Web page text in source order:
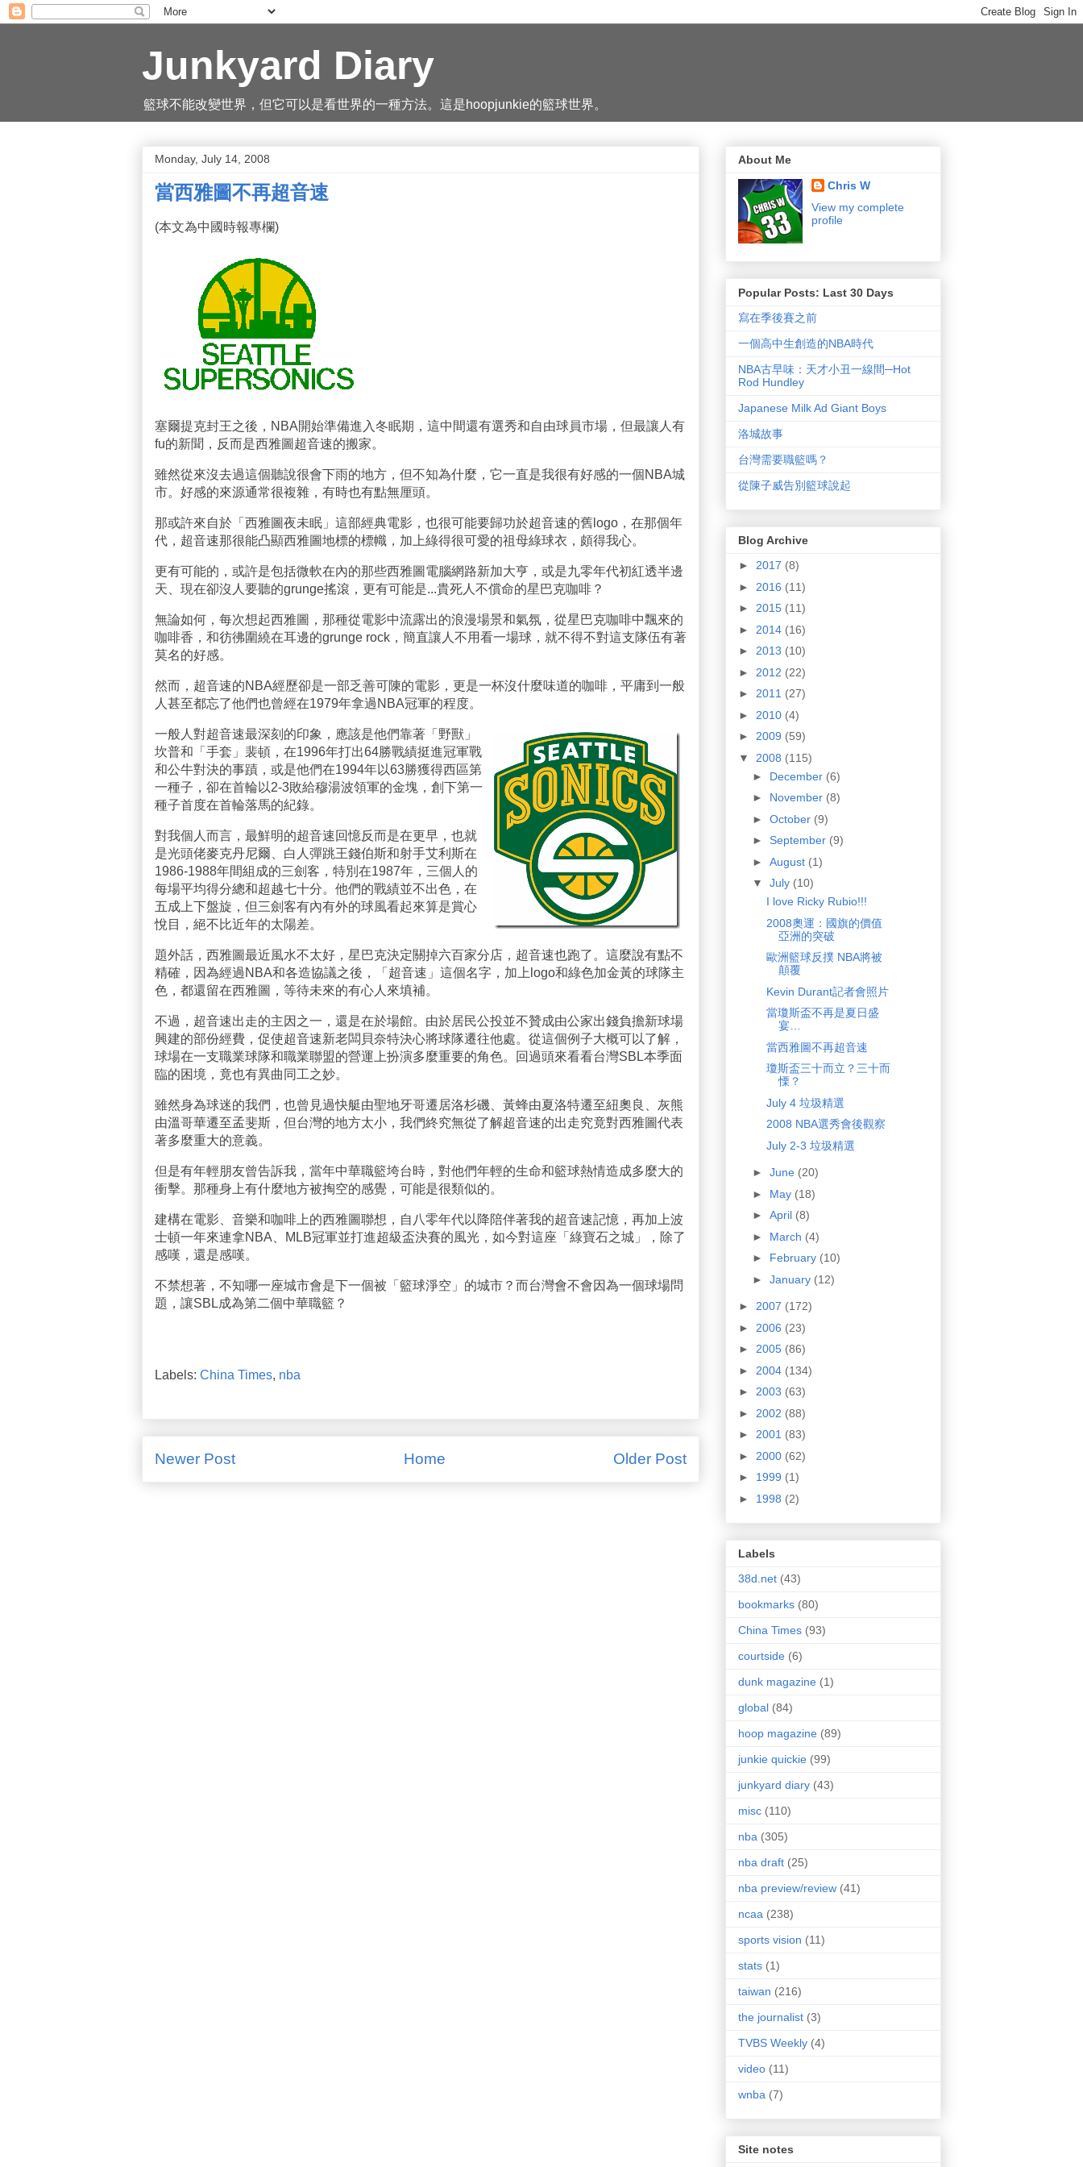
Junkyard Diary
籃球不能改變世界，但它可以是看世界的一種方法。這是hoopjunkie的籃球世界。
Monday, July 14, 2008
當西雅圖不再超音速
(本文為中國時報專欄)
塞爾提克封王之後，NBA開始準備進入冬眠期，這中間還有選秀和自由球員市場，但最讓人有
fu的新聞，反而是西雅圖超音速的搬家。
雖然從來沒去過這個聽說很會下雨的地方，但不知為什麼，它一直是我很有好感的一個NBA城
市。好感的來源通常很複雜，有時也有點無厘頭。
那或許來自於「西雅圖夜未眠」這部經典電影，也很可能要歸功於超音速的舊logo，在那個年
代，超音速那很能凸顯西雅圖地標的標幟，加上綠得很可愛的祖母綠球衣，頗得我心。
更有可能的，或許是包括微軟在內的那些西雅圖電腦網路新加大亨，或是九零年代初紅透半邊
天、現在卻沒人要聽的grunge搖滾，更有可能是...貴死人不償命的星巴克咖啡？
無論如何，每次想起西雅圖，那種從電影中流露出的浪漫場景和氣氛，從星巴克咖啡中飄來的
咖啡香，和彷彿圍繞在耳邊的grunge rock，簡直讓人不用看一場球，就不得不對這支隊伍有著
莫名的好感。
然而，超音速的NBA經歷卻是一部乏善可陳的電影，更是一杯沒什麼味道的咖啡，平庸到一般
人甚至都忘了他們也曾經在1979年拿過NBA冠軍的程度。
一般人對超音速最深刻的印象，應該是他們靠著「野獸」
坎普和「手套」裴頓，在1996年打出64勝戰績挺進冠軍戰
和公牛對決的事蹟，或是他們在1994年以63勝獲得西區第
一種子，卻在首輪以2-3敗給穆湯波領軍的金塊，創下第一
種子首度在首輪落馬的紀錄。
對我個人而言，最鮮明的超音速回憶反而是在更早，也就
是光頭佬麥克丹尼爾、白人彈跳王錢伯斯和射手艾利斯在
1986-1988年間組成的三劍客，特別在1987年，三個人的
每場平均得分總和超越七十分。他們的戰績並不出色，在
五成上下盤旋，但三劍客有內有外的球風看起來算是賞心
悅目，絕不比近年的太陽差。
題外話，西雅圖最近風水不太好，星巴克決定關掉六百家分店，超音速也跑了。這麼說有點不
精確，因為經過NBA和各造協議之後，「超音速」這個名字，加上logo和綠色加金黃的球隊主
色，都還留在西雅圖，等待未來的有心人來填補。
不過，超音速出走的主因之一，還是在於場館。由於居民公投並不贊成由公家出錢負擔新球場
興建的部份經費，促使超音速新老闆貝奈特決心將球隊遷往他處。從這個例子大概可以了解，
球場在一支職業球隊和職業聯盟的營運上扮演多麼重要的角色。回過頭來看看台灣SBL本季面
臨的困境，竟也有異曲同工之妙。
雖然身為球迷的我們，也曾見過快艇由聖地牙哥遷居洛杉磯、黃蜂由夏洛特遷至紐奧良、灰熊
由溫哥華遷至孟斐斯，但台灣的地方太小，我們終究無從了解超音速的出走究竟對西雅圖代表
著多麼重大的意義。
但是有年輕朋友曾告訴我，當年中華職籃垮台時，對他們年輕的生命和籃球熱情造成多麼大的
衝擊。那種身上有什麼地方被掏空的感覺，可能是很類似的。
建構在電影、音樂和咖啡上的西雅圖聯想，自八零年代以降陪伴著我的超音速記憶，再加上波
士頓一年來連拿NBA、MLB冠軍並打進超級盃決賽的風光，如今對這座「綠寶石之城」，除了
感嘆，還是感嘆。
不禁想著，不知哪一座城市會是下一個被「籃球淨空」的城市？而台灣會不會因為一個球場問
題，讓SBL成為第二個中華職籃？
Labels: China Times, nba
Newer Post Older Post
Home
About Me
Chris W
View my complete
profile
Popular Posts: Last 30 Days
寫在季後賽之前
一個高中生創造的NBA時代
NBA古早味：天才小丑一線間─Hot
Rod Hundley
Japanese Milk Ad Giant Boys
洛城故事
台灣需要職籃嗎？
從陳子威告別籃球說起
Blog Archive
► 2017 (8)
► 2016 (11)
► 2015 (11)
► 2014 (16)
► 2013 (10)
► 2012 (22)
► 2011 (27)
► 2010 (4)
► 2009 (59)
▼ 2008 (115)
► December (6)
► November (8)
► October (9)
► September (9)
► August (1)
▼ July (10)
I love Ricky Rubio!!!
2008奧運：國旗的價值
亞洲的突破
歐洲籃球反撲 NBA將被
顛覆
Kevin Durant記者會照片
當瓊斯盃不再是夏日盛
宴…
當西雅圖不再超音速
瓊斯盃三十而立？三十而
慄？
July 4 垃圾精選
2008 NBA選秀會後觀察
July 2-3 垃圾精選
► June (20)
► May (18)
► April (8)
► March (4)
► February (10)
► January (12)
► 2007 (172)
► 2006 (23)
► 2005 (86)
► 2004 (134)
► 2003 (63)
► 2002 (88)
► 2001 (83)
► 2000 (62)
► 1999 (1)
► 1998 (2)
Labels
38d.net (43)
bookmarks (80)
China Times (93)
courtside (6)
dunk magazine (1)
global (84)
hoop magazine (89)
junkie quickie (99)
junkyard diary (43)
misc (110)
nba (305)
nba draft (25)
nba preview/review (41)
ncaa (238)
sports vision (11)
stats (1)
taiwan (216)
the journalist (3)
TVBS Weekly (4)
video (11)
wnba (7)
Site notes